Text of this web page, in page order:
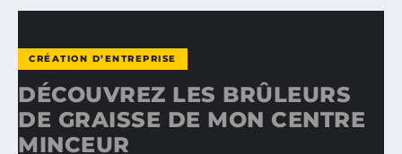
CRÉATION D’ENTREPRISE
DÉCOUVREZ LES BRÛLEURS
DE GRAISSE DE MON CENTRE
MINCEUR